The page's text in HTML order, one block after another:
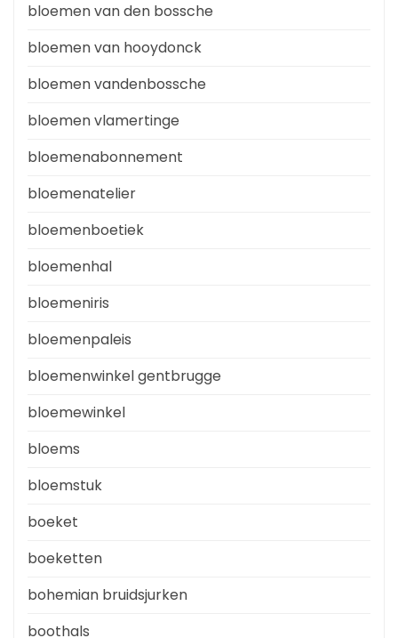
bloemen van den bossche
bloemen van hooydonck
bloemen vandenbossche
bloemen vlamertinge
bloemenabonnement
bloemenatelier
bloemenboetiek
bloemenhal
bloemeniris
bloemenpaleis
bloemenwinkel gentbrugge
bloemewinkel
bloems
bloemstuk
boeket
boeketten
bohemian bruidsjurken
boothals